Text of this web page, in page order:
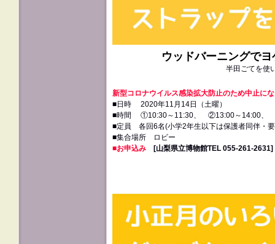
ウッドバーニングで
半田ごてを使
新型コロナウイルス感染拡大防止のため中止に
■日時 2020年11月14日（土曜）
■時間 ①10:30～11:30、 ②13:00～14:00、
■定員 各回6名(小学2年生以下は保護者同伴・
■集合場所 ロビー
■お申込み
[山梨県立博物館TEL 055‐261‐2631]